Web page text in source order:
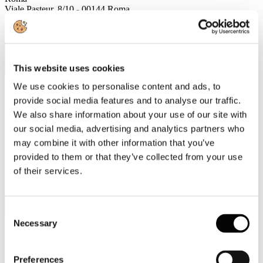
This website uses cookies
We use cookies to personalise content and ads, to
provide social media features and to analyse our traffic.
We also share information about your use of our site with
our social media, advertising and analytics partners who
may combine it with other information that you’ve
provided to them or that they’ve collected from your use
of their services.
Selection
Necessary
Preferences
Viale Pasteur, 8/10 - 00144 Roma
Tel. +39 06-591.91.31/40
Fax. +39 06-591.0876
Sei qui:
Home
Sala stampa
Campagne di comunicazione
Resi noti a Milano i risultati dello studio Lorien Consulting
sulla carta nella comunicazione multicanale nell’ambito
dell’evento “IO SONO QUI” organizzato da Print Power
Italy: il 96,2% delle aziende italiane utilizza la carta nel media
Campagne di comunicazione